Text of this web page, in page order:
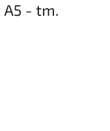
A5 - tm.